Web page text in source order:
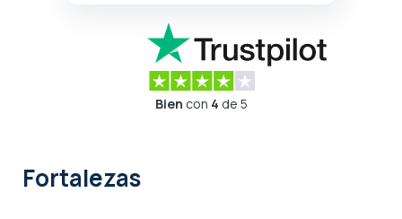
Bien con 4 de 5
Fortalezas